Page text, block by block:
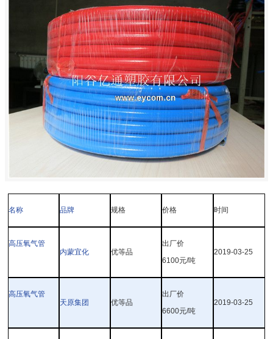
名称 品牌 规格 价格 时间
高压氧气管
内蒙宜化
优等品
出厂价
6100元/吨
2019-03-25
高压氧气管
天原集团
优等品
出厂价
6600元/吨
2019-03-25